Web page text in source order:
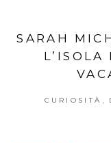
SARAH
L’ISOLA
CURIOSITÀ ,